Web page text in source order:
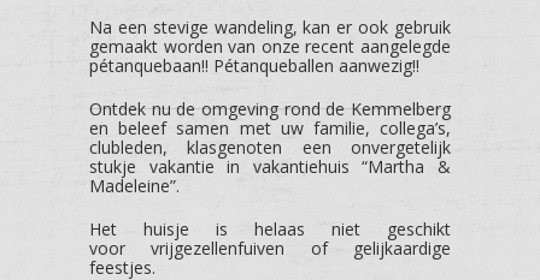
Na een stevige wandeling, kan er ook gebruik
gemaakt worden van onze recent aangelegde
pétanquebaan!! Pétanqueballen aanwezig!!
Ontdek nu de omgeving rond de Kemmelberg
en beleef samen met uw familie, collega’s,
clubleden, klasgenoten een onvergetelijk
stukje vakantie in vakantiehuis “Martha &
Madeleine”.
Het huisje is helaas niet geschikt
voor vrijgezellenfuiven of gelijkaardige
feestjes.